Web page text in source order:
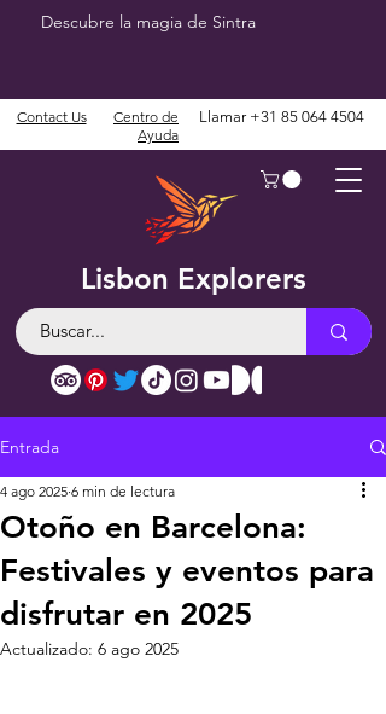
Descubre la magia de Sintra
Lisbon Explorers
Contact Us
Centro de
Ayuda
Llamar +31 85 064 4504
Entrada
Otoño en Barcelona:
Festivales y eventos para
disfrutar en 2025
4 ago 2025 6 min de lectura
Actualizado: 6 ago 2025